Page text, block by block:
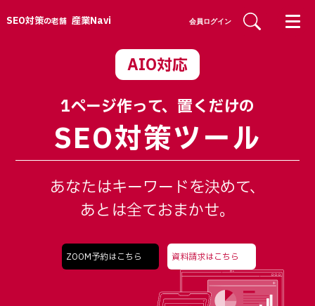
SEO対策の老舗 産業Navi 会員ログイン
AIO対応
1ページ作って、置くだけの
SEO対策ツール
あなたはキーワードを決めて、
あとは全ておまかせ。
ZOOM予約はこちら 資料請求はこちら